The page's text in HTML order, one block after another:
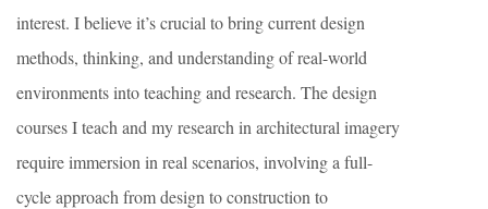
interest. I believe it’s crucial to bring current design
methods, thinking, and understanding of real-world
environments into teaching and research. The design
courses I teach and my research in architectural imagery
require immersion in real scenarios, involving a full-
cycle approach from design to construction to